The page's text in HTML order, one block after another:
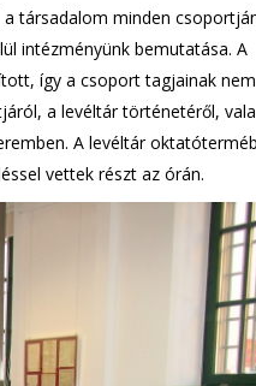
társadalom minden
intézményünk bemutatása. A
így a csoport tagjainak nem
a levéltár történetéről,
A levéltár
vettek részt az órán.